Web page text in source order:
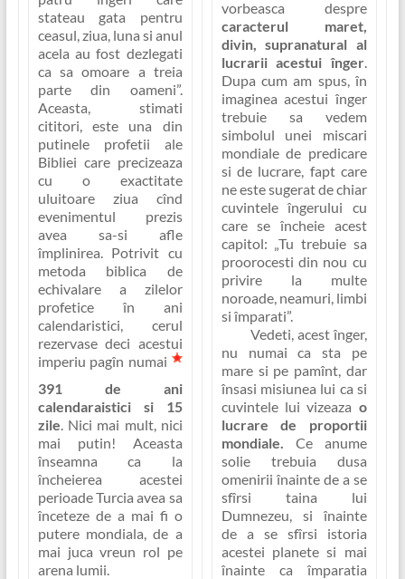
stateau gata pentru
ceasul, ziua, luna si anul
acela au fost dezlegati
ca sa omoare a treia
parte din oameni”.
Aceasta, stimati
cititori, este una din
putinele profetii ale
Bibliei care precizeaza
cu o exactitate
uluitoare ziua cînd
evenimentul prezis
avea sa-si afle
împlinirea. Potrivit cu
metoda biblica de
echivalare a zilelor
profetice în ani
calendaristici, cerul
rezervase deci acestui
imperiu pagîn numai
391 de ani
calendaraistici si 15
zile. Nici mai mult, nici
mai putin! Aceasta
înseamna ca la
încheierea acestei
perioade Turcia avea sa
înceteze de a mai fi o
putere mondiala, de a
mai juca vreun rol pe
arena lumii.
vorbeasca despre
caracterul maret,
divin, supranatural al
lucrarii acestui înger.
Dupa cum am spus, în
imaginea acestui înger
trebuie sa vedem
simbolul unei miscari
mondiale de predicare
si de lucrare, fapt care
ne este sugerat de chiar
cuvintele îngerului cu
care se încheie acest
capitol: „Tu trebuie sa
proorocesti din nou cu
privire la multe
noroade, neamuri, limbi
si împarati”.
Vedeti, acest înger,
nu numai ca sta pe
mare si pe pamînt, dar
însasi misiunea lui ca si
cuvintele lui vizeaza o
lucrare de proportii
mondiale. Ce anume
solie trebuia dusa
omenirii înainte de a se
sfîrsi taina lui
Dumnezeu, si înainte
de a se sfîrsi istoria
acestei planete si mai
înainte ca împaratia